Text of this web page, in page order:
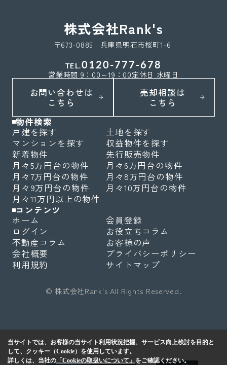
株式会社Rank's
〒673-0885 兵庫県明石市桜町1-6
TEL.0120-777-678
営業時間 9：00～19：00定休日 水曜日
お問い合わせは
こちら
売却相談は
こちら
物件検索
戸建を探す
土地を探す
マンションを探す
収益物件を探す
新着物件
先行販売物件
月々5万円台の物件
月々6万円台の物件
月々7万円台の物件
月々8万円台の物件
月々9万円台の物件
月々10万円台の物件
月々11万円以上の物件
コンテンツ
ホーム
会員登録
ログイン
お役立ちコラム
不動産コラム
お客様の声
会社概要
プライバシーポリシー
利用規約
サイトマップ
© 株式会社Rank's All Rights Reserved.
当サイトでは、お客様の当サイト利用状況把握、サービス向上検討を目的と
して、クッキー（Cookie）を使用しています。
詳しくは、当社の 「Cookieの取扱いについて」 をご確認ください。